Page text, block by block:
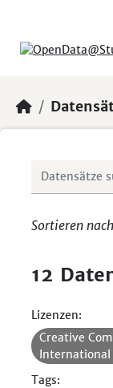
Sortieren nach
12
Lizenzen:
Creative
International
Tags: